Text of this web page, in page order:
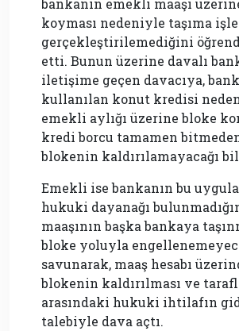
bankanın emekli maaşı
koyması nedeniyle taşıma
gerçekleştirilemediğini
etti. Bunun üzerine davalı
iletişime geçen davacıya,
kullanılan konut kredisi
emekli aylığı üzerine bloke
kredi borcu tamamen
blokenin kaldırılamayacağı
Emekli ise bankanın bu
hukuki dayanağı
maaşının başka bankaya
bloke yoluyla
savunarak, maaş hesabı
blokenin kaldırılması ve
arasındaki hukuki ihtilafın
talebiyle dava açtı.